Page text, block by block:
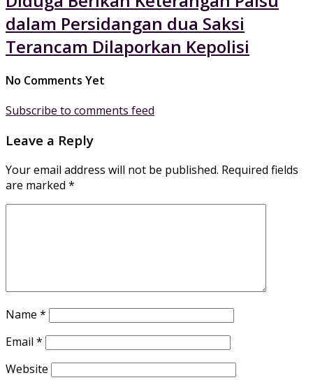
dalam Persidangan dua Saksi
Terancam Dilaporkan Kepolisi
No Comments Yet
Subscribe to comments feed
Leave a Reply
Your email address will not be published. Required fields
are marked *
Name *
Email *
Website